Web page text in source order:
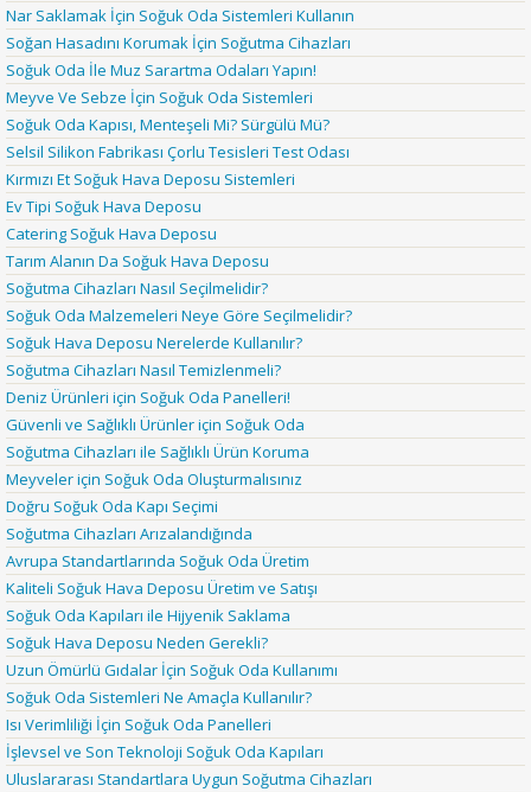
Nar Saklamak İçin Soğuk Oda Sistemleri Kullanın
Soğan Hasadını Korumak İçin Soğutma Cihazları
Soğuk Oda İle Muz Sarartma Odaları Yapın!
Meyve Ve Sebze İçin Soğuk Oda Sistemleri
Soğuk Oda Kapısı, Menteşeli Mi? Sürgülü Mü?
Selsil Silikon Fabrikası Çorlu Tesisleri Test Odası
Kırmızı Et Soğuk Hava Deposu Sistemleri
Ev Tipi Soğuk Hava Deposu
Catering Soğuk Hava Deposu
Tarım Alanın Da Soğuk Hava Deposu
Soğutma Cihazları Nasıl Seçilmelidir?
Soğuk Oda Malzemeleri Neye Göre Seçilmelidir?
Soğuk Hava Deposu Nerelerde Kullanılır?
Soğutma Cihazları Nasıl Temizlenmeli?
Deniz Ürünleri için Soğuk Oda Panelleri!
Güvenli ve Sağlıklı Ürünler için Soğuk Oda
Soğutma Cihazları ile Sağlıklı Ürün Koruma
Meyveler için Soğuk Oda Oluşturmalısınız
Doğru Soğuk Oda Kapı Seçimi
Soğutma Cihazları Arızalandığında
Avrupa Standartlarında Soğuk Oda Üretim
Kaliteli Soğuk Hava Deposu Üretim ve Satışı
Soğuk Oda Kapıları ile Hijyenik Saklama
Soğuk Hava Deposu Neden Gerekli?
Uzun Ömürlü Gıdalar İçin Soğuk Oda Kullanımı
Soğuk Oda Sistemleri Ne Amaçla Kullanılır?
Isı Verimliliği İçin Soğuk Oda Panelleri
İşlevsel ve Son Teknoloji Soğuk Oda Kapıları
Uluslararası Standartlara Uygun Soğutma Cihazları